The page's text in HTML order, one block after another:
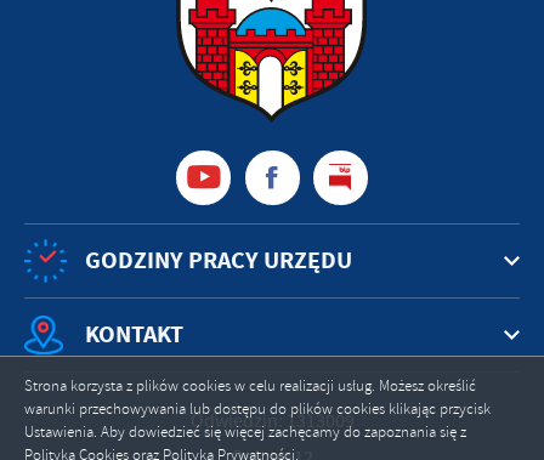
GODZINY PRACY URZĘDU
KONTAKT
Odwiedzin: 1313009
Strona korzysta z plików cookies w celu realizacji usług. Możesz określić
warunki przechowywania lub dostępu do plików cookies klikając przycisk
Ustawienia. Aby dowiedzieć się więcej zachęcamy do zapoznania się z
Polityką Cookies oraz Polityką Prywatności.